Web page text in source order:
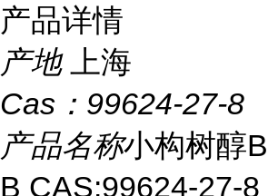
产品详情
产地
上海
Cas： 99624-27-8
产品名称小构树醇
B CAS:99624-27-8